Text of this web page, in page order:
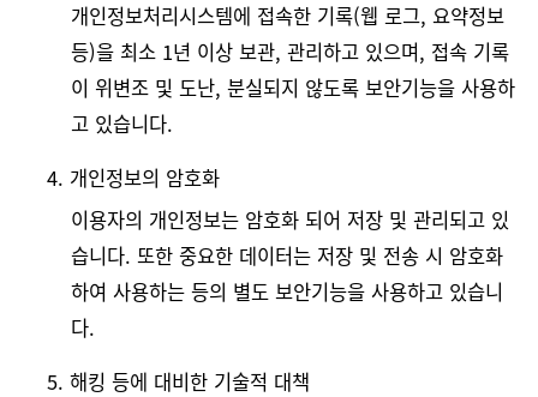
개인정보처리시스템에 접속한 기록(웹 로그, 요약정보
등)을 최소 1년 이상 보관, 관리하고 있으며, 접속 기록
이 위변조 및 도난, 분실되지 않도록 보안기능을 사용하
고 있습니다.
4. 개인정보의 암호화
이용자의 개인정보는 암호화 되어 저장 및 관리되고 있
습니다. 또한 중요한 데이터는 저장 및 전송 시 암호화
하여 사용하는 등의 별도 보안기능을 사용하고 있습니
다.
5. 해킹 등에 대비한 기술적 대책